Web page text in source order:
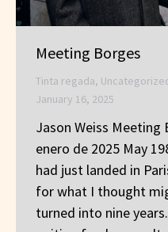
Meeting Borges
Tinta regada,
January 16, 2025
Jason Weiss
enero de 2025 May
had just landed in
for what I thought
turned into nine